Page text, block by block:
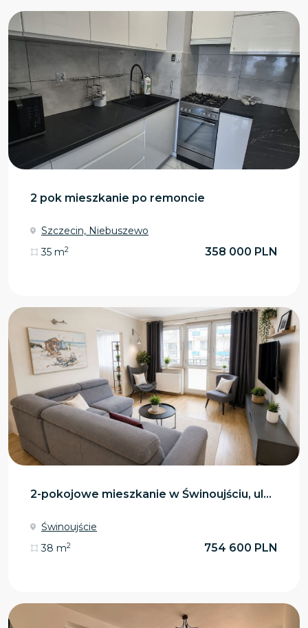
2 pok mieszkanie po remoncie
Szczecin, Niebuszewo
35 m2 358 000 PLN
2-pokojowe mieszkanie w Świnoujściu, ul...
Świnoujście
38 m2 754 600 PLN